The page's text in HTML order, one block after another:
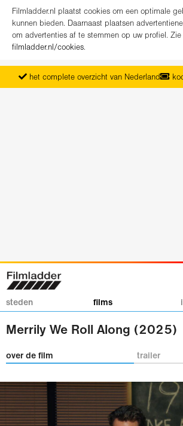
Filmladder.nl plaatst cookies om een optimale
kunnen bieden. Daarnaast plaatsen
om advertenties af te stemmen op uw profiel. Zie
filmladder.nl/cookies.
het complete overzicht van Nederland
vanaf maandag het nieuwe
steden films
Merrily We Roll Along (2025)
over de film trailer